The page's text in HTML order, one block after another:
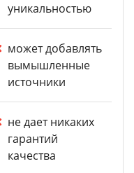
уникальностью
может добавлять
вымышленные
источники
не дает никаких
гарантий
качества